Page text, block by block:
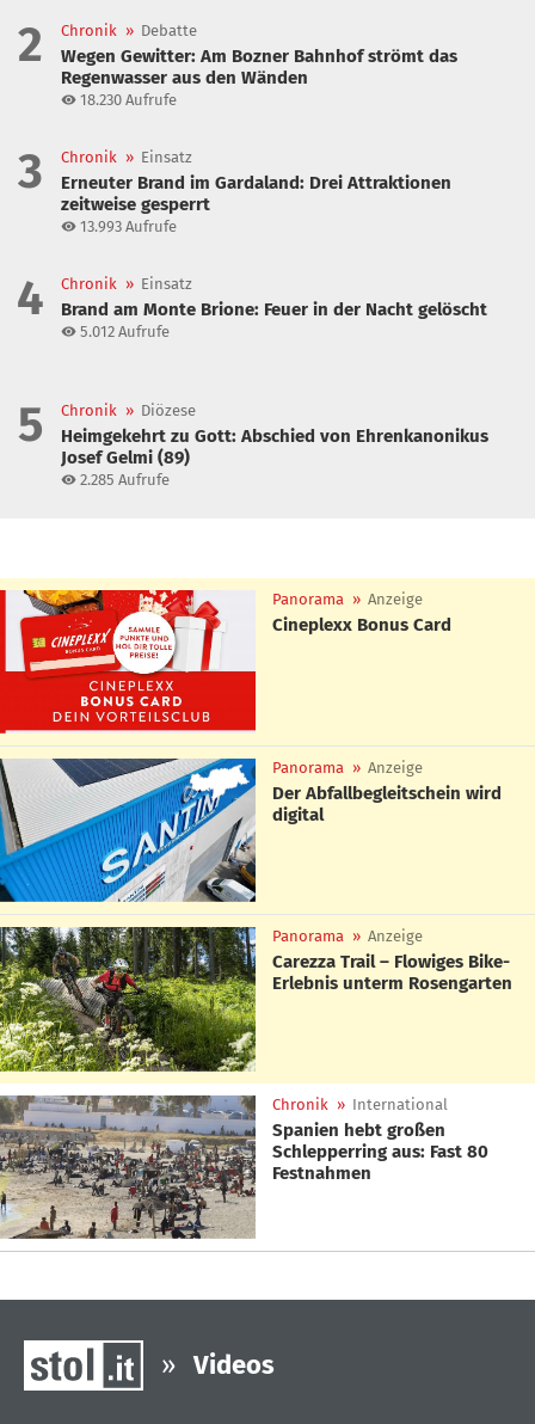
2 Chronik » Debatte
Wegen Gewitter: Am Bozner Bahnhof strömt das
Regenwasser aus den Wänden
18.230 Aufrufe
3 Chronik » Einsatz
Erneuter Brand im Gardaland: Drei Attraktionen
zeitweise gesperrt
13.993 Aufrufe
4 Chronik » Einsatz
Brand am Monte Brione: Feuer in der Nacht gelöscht
5.012 Aufrufe
5 Chronik » Diözese
Heimgekehrt zu Gott: Abschied von Ehrenkanonikus
Josef Gelmi (89)
2.285 Aufrufe
Panorama » Anzeige
Cineplexx Bonus Card
Panorama » Anzeige
Der Abfallbegleitschein wird
digital
Panorama » Anzeige
Carezza Trail – Flowiges Bike-
Erlebnis unterm Rosengarten
Chronik » International
Spanien hebt großen
Schlepperring aus: Fast 80
Festnahmen
» Videos